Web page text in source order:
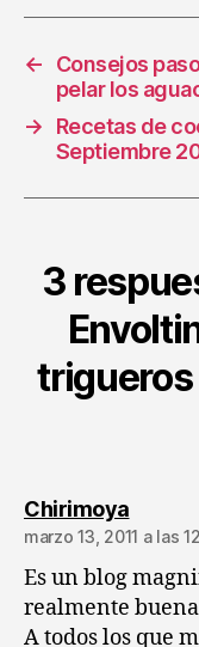
←
Consejos
pelar los
→
Recetas de
Septiembre
3
trigueros
Chirimoyadice:
marzo 13, 2011 a las
Es un blog
realmente
A todos los que